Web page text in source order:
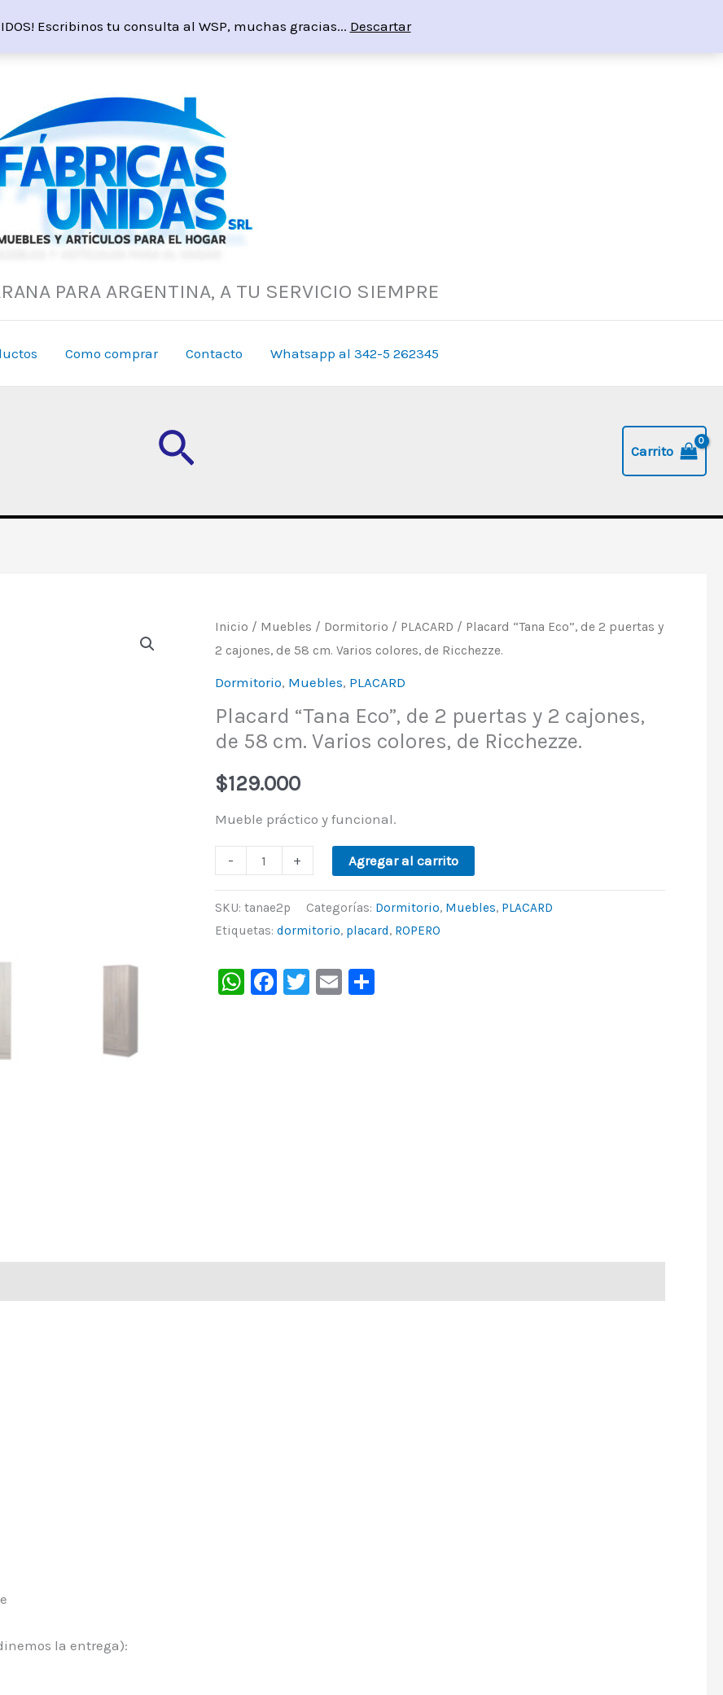
Escribinos tu consulta al WSP, muchas gracias... Descartar
PARA ARGENTINA, A TU SERVICIO SIEMPRE
Como comprar Contacto Whatsapp al 342-5 262345
Buscar Carrito
Inicio / Muebles / Dormitorio / PLACARD / Placard “Tana Eco”, de 2 puertas y
2 cajones, de 58 cm. Varios colores, de Ricchezze.
Dormitorio, Muebles, PLACARD
Placard “Tana Eco”, de 2 puertas y 2 cajones,
de 58 cm. Varios colores, de Ricchezze.
$129.000
Mueble práctico y funcional.
-
Placard
"Tana
Eco",
2
puertas
y
cajones,
58
cm.
Varios
de
+ Agregar al carrito
SKU:tanae2p Categorías: Dormitorio, Muebles, PLACARD
Etiquetas:dormitorio, placard , ROPERO
WhatsApp
Facebook
Twitter
Email
la entrega):